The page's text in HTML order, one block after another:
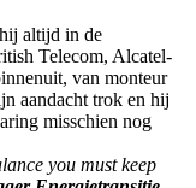
altijd in de
Telecom, Alcatel-
van monteur
aandacht trok en hij
misschien nog
you must keep